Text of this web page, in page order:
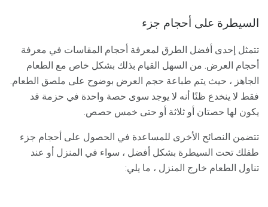
السيطرة على أحجام جزء
تتمثل إحدى أفضل الطرق لمعرفة أحجام المقاسات في معرفة
أحجام العرض. من السهل القيام بذلك بشكل خاص مع الطعام
الجاهز ، حيث يتم طباعة حجم العرض بوضوح على ملصق الطعام.
فقط لا ينخدع ظنًا أنه لا يوجد سوى حصة واحدة في حزمة قد
يكون لها حصتان أو ثلاثة أو حتى خمس حصص.
تتضمن النصائح الأخرى للمساعدة في الحصول على أحجام جزء
طفلك تحت السيطرة بشكل أفضل ، سواء في المنزل أو عند
تناول الطعام خارج المنزل ، ما يلي: